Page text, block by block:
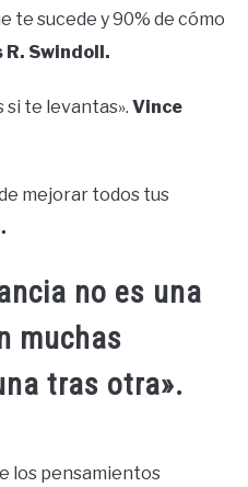
te sucede y 90% de cómo
R. Swindoll.
si te levantas». Vince
mejorar todos tus
no es una
muchas
tras otra».
los pensamientos